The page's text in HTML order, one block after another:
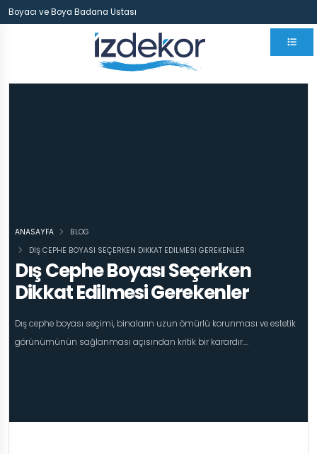
Boyacı ve Boya Badana Ustası
Dış Cephe Boyası Seçerken
Dikkat Edilmesi Gerekenler
Dış cephe boyası seçimi, binaların uzun ömürlü korunması ve estetik
görünümünün sağlanması açısından kritik bir karardır....
ANASAYFA
BLOG
DIŞ CEPHE BOYASI SEÇERKEN DIKKAT EDILMESI GEREKENLER